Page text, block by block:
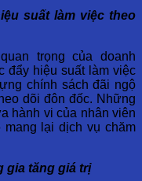
suất làm việc theo
trọng của doanh
đẩy hiệu suất làm việc
chính sách đãi ngộ
dõi đôn đốc. Những
hành vi của nhân viên
lại dịch vụ chăm
gia tăng giá trị